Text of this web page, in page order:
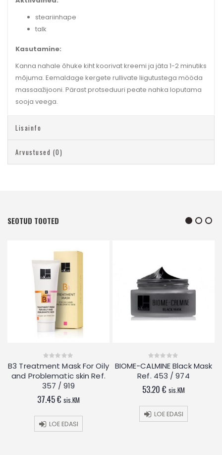
steariinhape
talk
Kasutamine:
Kanna nahale õhuke kiht koorivat kreemi ja jäta 1-2 minutiks
mõjuma. Eemaldage kergete rullivate liigutustega mööda
massaažijooni. Pärast protseduuri peate nahka loputama
sooja veega.
Lisainfo
Arvustused (0)
SEOTUD TOOTED
0
out
of
5
B3 Treatment Mask For Oily
and Problematic skin Ref.
357 / 919
37.45€ sis.KM
LOE EDASI
0
out
of
BIOME-CALMINE Black Mask
Ref. 453 / 974
53.20 € sis.KM
LOE EDASI